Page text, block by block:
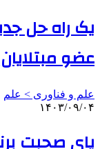
یک راه حل
عضو
علم و فناوری‌ > علم
۱۴۰۳/۰۹/۰۴
پای صحبت